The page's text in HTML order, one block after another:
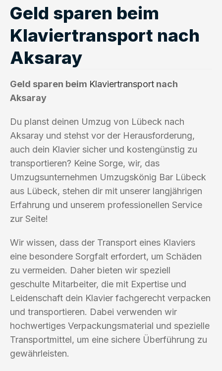
Geld sparen beim
Klaviertransport nach
Aksaray
Geld sparen beim Klaviertransport nach
Aksaray
Du planst deinen Umzug von Lübeck nach
Aksaray und stehst vor der Herausforderung,
auch dein Klavier sicher und kostengünstig zu
transportieren? Keine Sorge, wir, das
Umzugsunternehmen Umzugskönig Bar Lübeck
aus Lübeck, stehen dir mit unserer langjährigen
Erfahrung und unserem professionellen Service
zur Seite!
Wir wissen, dass der Transport eines Klaviers
eine besondere Sorgfalt erfordert, um Schäden
zu vermeiden. Daher bieten wir speziell
geschulte Mitarbeiter, die mit Expertise und
Leidenschaft dein Klavier fachgerecht verpacken
und transportieren. Dabei verwenden wir
hochwertiges Verpackungsmaterial und spezielle
Transportmittel, um eine sichere Überführung zu
gewährleisten.